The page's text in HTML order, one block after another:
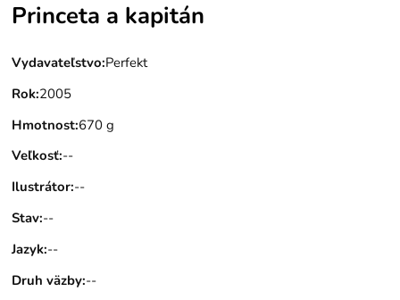
Princeta a kapitán
Vydavateľstvo:Perfekt
Rok:2005
Hmotnost:670 g
Veľkosť:--
Ilustrátor:--
Stav:--
Jazyk:--
Druh väzby:--